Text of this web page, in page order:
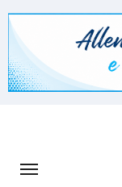
Skip
content